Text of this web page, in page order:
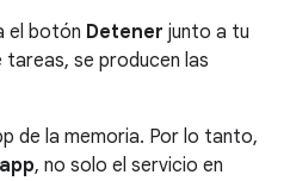
el botón Detener junto a tu
tareas, se producen las
de la memoria. Por lo tanto,
, no solo el servicio en